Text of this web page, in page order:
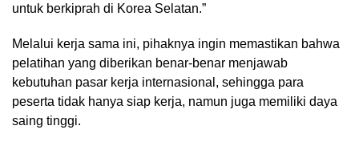
untuk berkiprah di Korea Selatan.”
Melalui kerja sama ini, pihaknya ingin memastikan bahwa
pelatihan yang diberikan benar-benar menjawab
kebutuhan pasar kerja internasional, sehingga para
peserta tidak hanya siap kerja, namun juga memiliki daya
saing tinggi.